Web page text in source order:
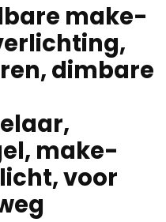
make-
dimbare
make-
voor